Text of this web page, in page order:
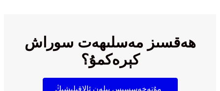
ھەقسىز مەسلىھەت سوراش
كېرەكمۇ؟
مۇتەخەسسىس بىلەن ئالاقىلىشىڭ